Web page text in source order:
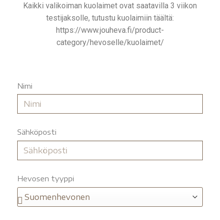
Kaikki valikoiman kuolaimet ovat saatavilla 3 viikon
testijaksolle, tutustu kuolaimiin täältä:
https://www.jouheva.fi/product-
category/hevoselle/kuolaimet/
Nimi
Sähköposti
Hevosen tyyppi